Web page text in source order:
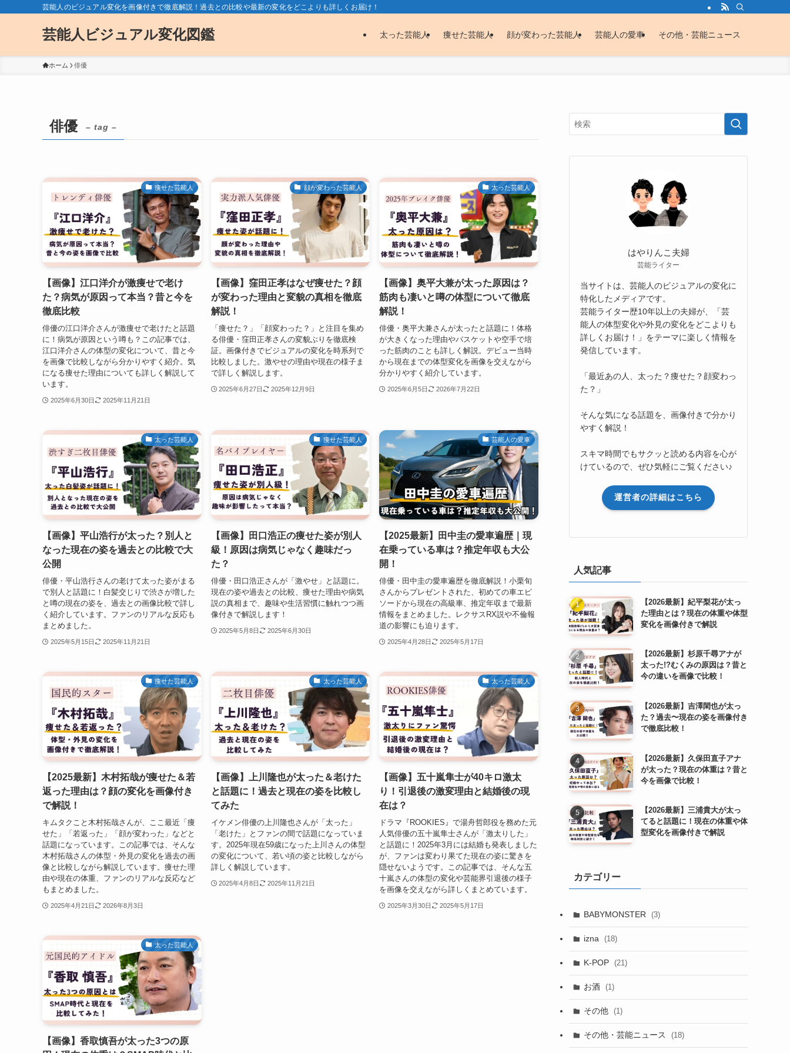
芸能人のビジュアル変化を画像付きで徹底解説！過去との比較や最新の変化をどこよりも詳しくお届け！
芸能人ビジュアル変化図鑑 太った芸能人 痩せた芸能人 顔が変わった芸能人 芸能人の愛車 その他・芸能ニュース
ホーム 俳優
俳優 – tag –
痩せた芸能人
【画像】江口洋介が激痩せで老け
た？病気が原因って本当？昔と今を
徹底比較
俳優の江口洋介さんが激痩せで老けたと話題
に！病気が原因という噂も？この記事では、
江口洋介さんの体型の変化について、昔と今
を画像で比較しながら分かりやすく紹介。気
になる痩せた理由についても詳しく解説して
います。
2025年6月30日 2025年11月21日
顔が変わった芸能人
【画像】窪田正孝はなぜ痩せた？顔
が変わった理由と変貌の真相を徹底
解説！
「痩せた？」「顔変わった？」と注目を集め
る俳優・窪田正孝さんの変貌ぶりを徹底検
証。画像付きでビジュアルの変化を時系列で
比較しました。激やせの理由や現在の様子ま
で詳しく解説します。
2025年6月27日 2025年12月9日
太った芸能人
【画像】奥平大兼が太った原因は？
筋肉も凄いと噂の体型について徹底
解説！
俳優・奥平大兼さんが太ったと話題に！体格
が大きくなった理由やバスケットや空手で培
った筋肉のことも詳しく解説。デビュー当時
から現在までの体型変化を画像を交えながら
分かりやすく紹介しています。
2025年6月5日 2026年7月22日
太った芸能人
【画像】平山浩行が太った？別人と
なった現在の姿を過去との比較で大
公開
俳優・平山浩行さんの老けて太った姿がまる
で別人と話題に！白髪交じりで渋さが増した
と噂の現在の姿を、過去との画像比較で詳し
く紹介しています。ファンのリアルな反応も
まとめました。
2025年5月15日 2025年11月21日
痩せた芸能人
【画像】田口浩正の痩せた姿が別人
級！原因は病気じゃなく趣味だっ
た？
俳優・田口浩正さんが「激やせ」と話題に。
現在の姿や過去との比較、痩せた理由や病気
説の真相まで、趣味や生活習慣に触れつつ画
像付きで解説します！
2025年5月8日 2025年6月30日
芸能人の愛車
【2025最新】田中圭の愛車遍歴｜現
在乗っている車は？推定年収も大公
開！
俳優・田中圭の愛車遍歴を徹底解説！小栗旬
さんからプレゼントされた、初めての車エピ
ソードから現在の高級車、推定年収まで最新
情報をまとめました。レクサスRX説や不倫報
道の影響にも迫ります。
2025年4月28日 2025年5月17日
痩せた芸能人
【2025最新】木村拓哉が痩せた＆若
返った理由は？顔の変化を画像付き
で解説！
キムタクこと木村拓哉さんが、ここ最近「痩
せた」「若返った」「顔が変わった」などと
話題になっています。この記事では、そんな
木村拓哉さんの体型・外見の変化を過去の画
像と比較しながら解説しています。痩せた理
由や現在の体重、ファンのリアルな反応など
もまとめました。
2025年4月21日 2026年8月3日
太った芸能人
【画像】上川隆也が太った＆老けた
と話題に！過去と現在の姿を比較し
てみた
イケメン俳優の上川隆也さんが「太った」
「老けた」とファンの間で話題になっていま
す。2025年現在59歳になった上川さんの体型
の変化について、若い頃の姿と比較しながら
詳しく解説しています。
2025年4月8日 2025年11月21日
太った芸能人
【画像】五十嵐隼士が40キロ激太
り！引退後の激変理由と結婚後の現
在は？
ドラマ『ROOKIES』で湯舟哲郎役を務めた元
人気俳優の五十嵐隼士さんが「激太りした」
と話題に！2025年3月には結婚も発表しました
が、ファンは変わり果てた現在の姿に驚きを
隠せないようです。この記事では、そんな五
十嵐さんの体型の変化や芸能界引退後の様子
を画像を交えながら詳しくまとめています。
2025年3月30日 2025年5月17日
太った芸能人
【画像】香取慎吾が太った3つの原
はやりんこ夫婦
芸能ライター
当サイトは、芸能人のビジュアルの変化に
特化したメディアです。
芸能ライター歴10年以上の夫婦が、「芸
能人の体型変化や外見の変化をどこよりも
詳しくお届け！」をテーマに楽しく情報を
発信しています。
「最近あの人、太った？痩せた？顔変わっ
た？」
そんな気になる話題を、画像付きで分かり
やすく解説！
スキマ時間でもサクッと読める内容を心が
けているので、ぜひ気軽にご覧ください♪
運営者の詳細はこちら
人気記事
【2026最新】紀平梨花が太っ
た理由とは？現在の体重や体型
変化を画像付きで解説
【2026最新】杉原千尋アナが
太った!?むくみの原因は？昔と
今の違いを画像で比較！
【2026最新】吉澤閑也が太っ
た？過去〜現在の姿を画像付き
で徹底比較！
【2026最新】久保田直子アナ
が太った？現在の体重は？昔と
今を画像で比較！
【2026最新】三浦貴大が太っ
てると話題に！現在の体重や体
型変化を画像付きで解説
カテゴリー
BABYMONSTER (3)
izna (18)
K-POP (21)
お酒 (1)
その他 (1)
その他・芸能ニュース (18)